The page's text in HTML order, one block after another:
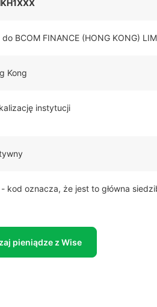
BCOM FINANCE (HONG KONG)
Kong
instytucji
- kod oznacza, że jest to główna
pieniądze z Wise